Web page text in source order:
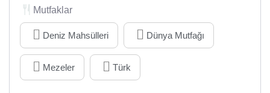
Mutfaklar
Deniz Mahsülleri Dünya Mutfağı
Mezeler Türk